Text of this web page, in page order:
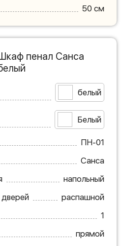
50 см
пенал Санса
белый
Белый
ПН-01
Санса
напольный
распашной
1
прямой